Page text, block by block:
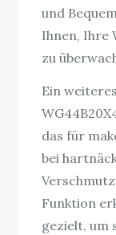
und
Ihnen, Ihre
zu
Ein
das für
bei
Funktion
gezielt, um